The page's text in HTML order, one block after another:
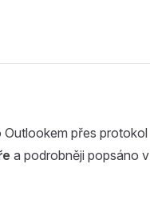
Outlookem přes protokol
a podrobněji popsáno v